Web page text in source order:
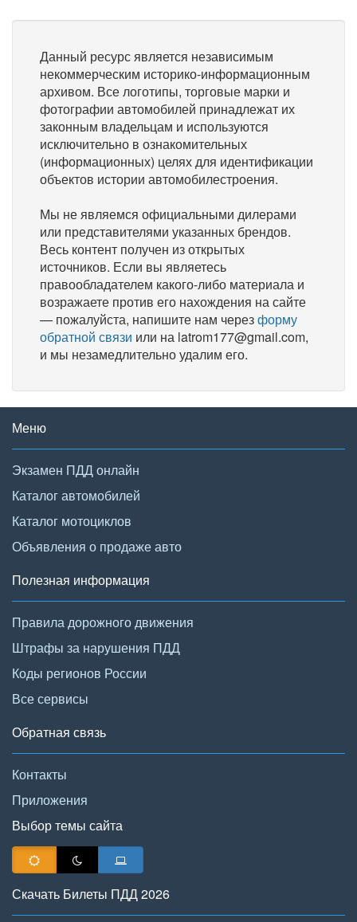
Данный ресурс является независимым
некоммерческим историко-информационным
архивом. Все логотипы, торговые марки и
фотографии автомобилей принадлежат их
законным владельцам и используются
исключительно в ознакомительных
(информационных) целях для идентификации
объектов истории автомобилестроения.
Мы не являемся официальными дилерами
или представителями указанных брендов.
Весь контент получен из открытых
источников. Если вы являетесь
правообладателем какого-либо материала и
возражаете против его нахождения на сайте
— пожалуйста, напишите нам черезформу
обратной связи или на latrom177@gmail.com,
и мы незамедлительно удалим его.
Меню
Экзамен ПДД онлайн
Каталог автомобилей
Каталог мотоциклов
Объявления о продаже авто
Полезная информация
Правила дорожного движения
Штрафы за нарушения ПДД
Коды регионов России
Все сервисы
Обратная связь
Контакты
Приложения
Выбор темы сайта
Скачать Билеты ПДД 2026